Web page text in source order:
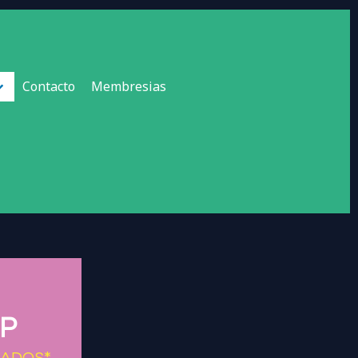
Contacto Membresias